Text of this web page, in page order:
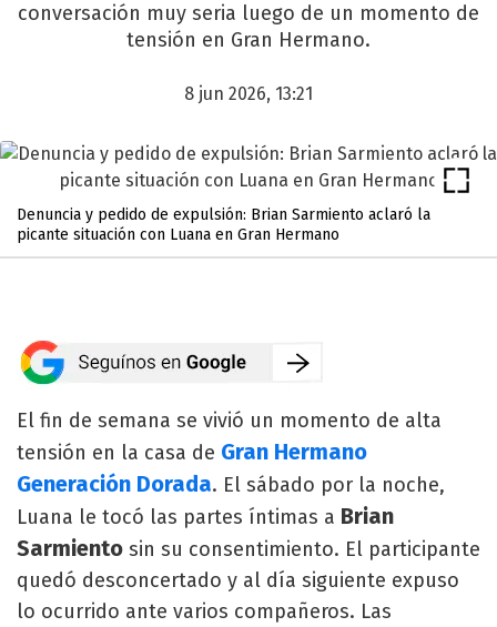
conversación muy seria luego de un momento de
tensión en Gran Hermano.
8 jun 2026, 13:21
Denuncia y pedido de expulsión: Brian Sarmiento aclaró la
picante situación con Luana en Gran Hermano
El fin de semana se vivió un momento de alta
tensión en la casa de Gran Hermano
Generación Dorada. El sábado por la noche,
Luana le tocó las partes íntimas a Brian
Sarmiento sin su consentimiento. El participante
quedó desconcertado y al día siguiente expuso
lo ocurrido ante varios compañeros. Las